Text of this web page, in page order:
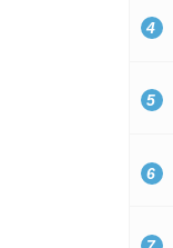
4
5
6